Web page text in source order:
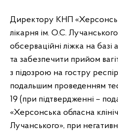
Директору КНП
лікарня ім. О.С.
обсерваційні ліжка на базі
та забезпечити прийом
з підозрою на гостру
подальшим проведенням
19 (при підтвердженні –
«Херсонська обласна
Лучанського», при